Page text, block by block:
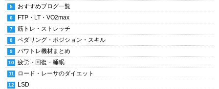
おすすめブログ一覧
FTP・LT・VO2max
筋トレ・ストレッチ
ペダリング・ポジション・スキル
パワトレ機材まとめ
疲労・回復・睡眠
ロード・レーサのダイエット
LSD